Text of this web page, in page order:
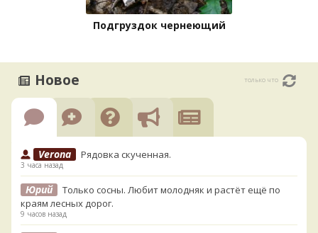
Подгруздок чернеющий
Новое только что
Verona Рядовка скученная.
3 часа назад
Юрий
Только сосны. Любит молодняк и растёт ещё по
краям лесных дорог.
9 часов назад